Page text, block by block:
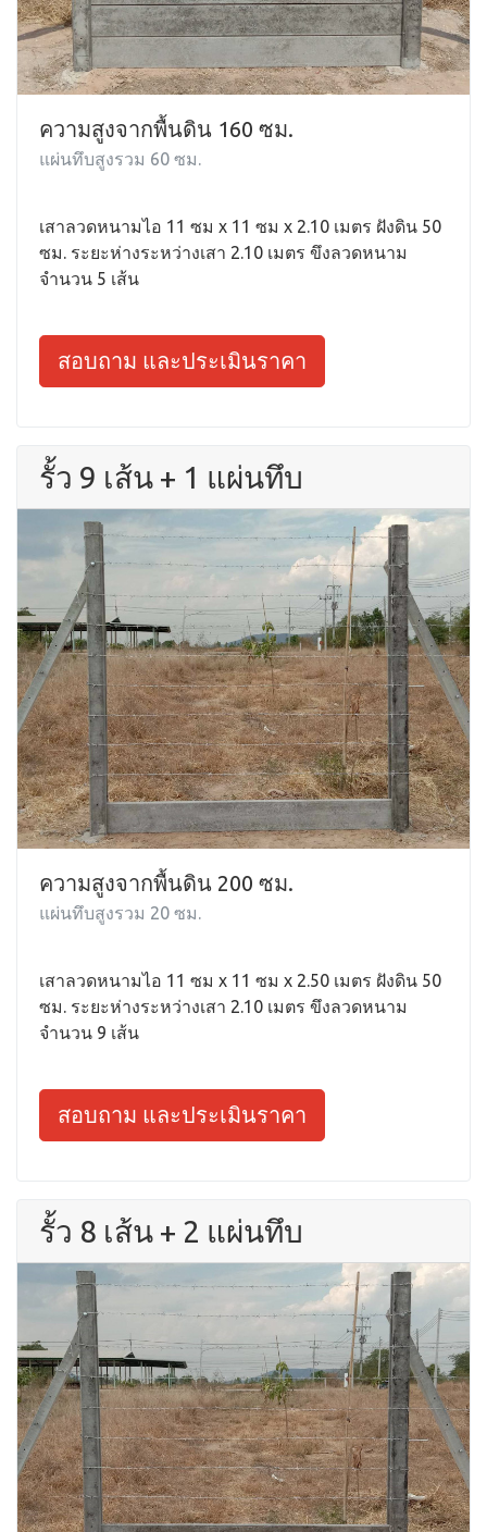
ความสูงจากพื้นดิน 160 ซม.
แผ่นทึบสูงรวม 60 ซม.
เสาลวดหนามไอ 11 ซม x 11 ซม x 2.10 เมตร ฝังดิน 50
ซม. ระยะห่างระหว่างเสา 2.10 เมตร ขึงลวดหนาม
จำนวน 5 เส้น
สอบถาม และประเมินราคา
รั้ว 9 เส้น + 1 แผ่นทึบ
ความสูงจากพื้นดิน 200 ซม.
แผ่นทึบสูงรวม 20 ซม.
เสาลวดหนามไอ 11 ซม x 11 ซม x 2.50 เมตร ฝังดิน 50
ซม. ระยะห่างระหว่างเสา 2.10 เมตร ขึงลวดหนาม
จำนวน 9 เส้น
สอบถาม และประเมินราคา
รั้ว 8 เส้น + 2 แผ่นทึบ